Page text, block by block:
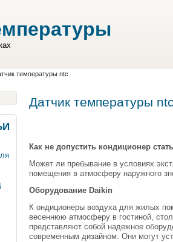
температуры ntc
Датчик температуры ntc
Как не допустить кондиционер
Может ли пребывание в условиях
помещения в атмосферу наружного
Оборудование Daikin
К ондиционеры воздуха для жилых
весеннюю атмосферу в гостиной,
представляют собой надежное
современным дизайном. Они могут